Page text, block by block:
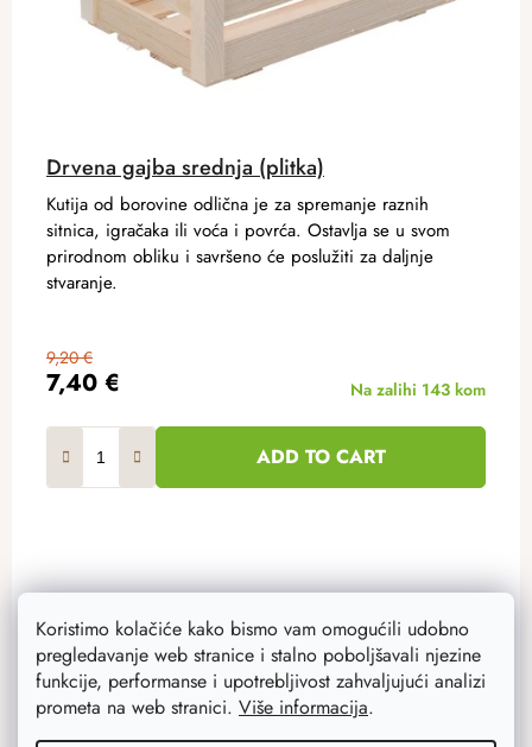
Koristimo kolačiće kako bismo vam omogućili udobno
pregledavanje web stranice i stalno poboljšavali njezine
funkcije, performanse i upotrebljivost zahvaljujući analizi
prometa na web stranici. Više informacija.
Drvena gajba srednja (plitka)
7,40 €
9,20 €
Na zalihi 143 kom
ADD TO CART
Kutija od borovine odlična je za spremanje raznih
sitnica, igračaka ili voća i povrća. Ostavlja se u svom
prirodnom obliku i savršeno će poslužiti za daljnje
stvaranje.
–20 %